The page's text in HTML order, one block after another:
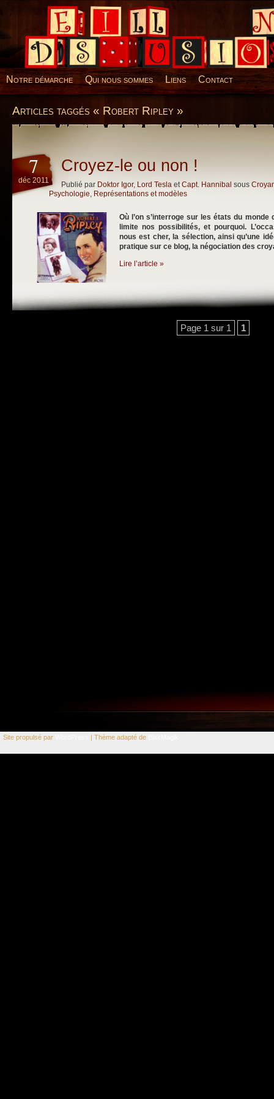
Desillusions
Notre démarche Qui nous sommes Liens Contact
Articles taggés « Robert Ripley »
7
déc 2011
Croyez-le ou non !
Publié par Doktor Igor, Lord Tesla etCapt. Hannibal sous
Psychologie, Représentations et modèles
Où l’on s’interroge sur les états du
limite nos possibilités, et pourquoi.
nous est cher, la sélection, ainsi qu’une
pratique sur ce blog, la négociation des
Lire l’article »
Page 1 sur 1 1
Site propulsé par | Thème adapté de